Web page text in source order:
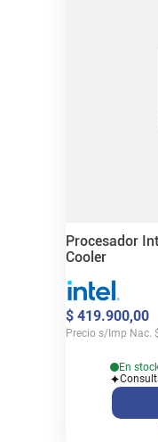
Procesador
Cooler
$ 419.900,00
Precio s/Imp Nac.
En